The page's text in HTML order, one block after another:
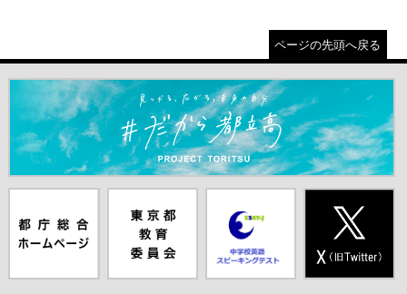
ページの先頭へ戻る
＃だから都立高（別ウインドウが開きます）
ムページ（別
ウインドウが
員会（別ウイ
ンドウが開き
ピーキングテ
スト（別ウイ
ンドウが開き
（別ウインド
ウが開きま
す）